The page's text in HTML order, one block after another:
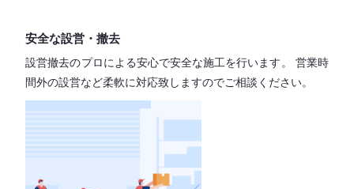
安全な設営・撤去
設営撤去のプロによる安心で安全な施工を行います。
営業時
間外の設営など柔軟に対応致しますのでご相談ください。